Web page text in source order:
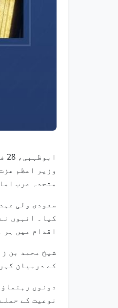
وزیر اعظم
متحدہ عرب
سعودی ولی
کیا۔ انہوں
اقدام میں ہر
شیخ محمد بن
کے درمیان
دونوں
نوعیت کے